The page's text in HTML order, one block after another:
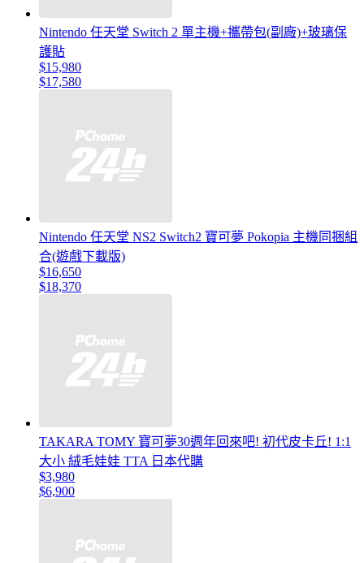
Nintendo 任天堂 Switch 2 單主機+攜帶包(副廠)+玻璃保
護貼
$15,980
$17,580
Nintendo 任天堂 NS2 Switch2 寶可夢 Pokopia 主機同捆組
合(遊戲下載版)
$16,650
$18,370
TAKARA TOMY 寶可夢30週年回來吧! 初代皮卡丘! 1:1
大小 絨毛娃娃 TTA 日本代購
$3,980
$6,900